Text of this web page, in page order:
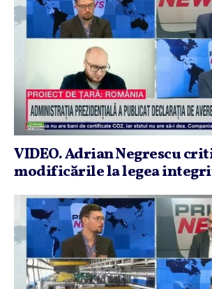
VIDEO. Adrian Negrescu
modificările la legea